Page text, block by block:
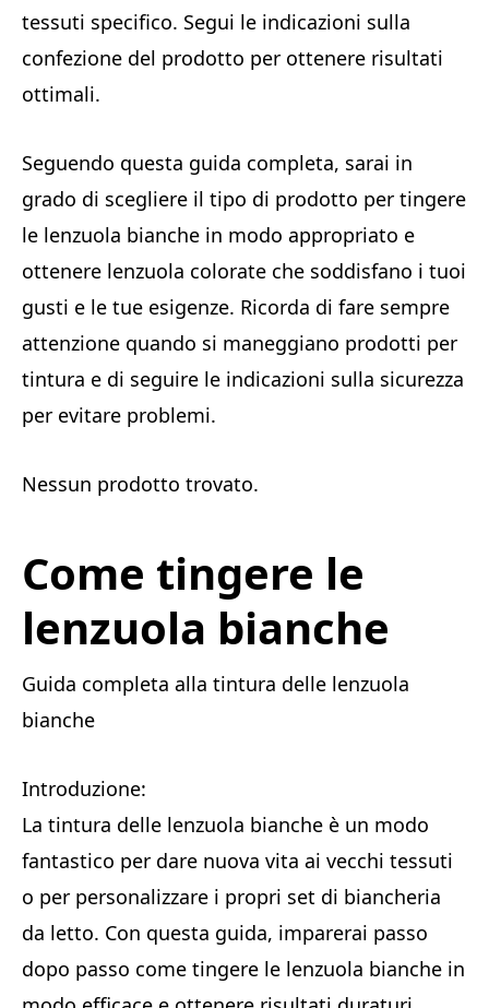
tessuti specifico. Segui le indicazioni sulla
confezione del prodotto per ottenere risultati
ottimali.
Seguendo questa guida completa, sarai in
grado di scegliere il tipo di prodotto per tingere
le lenzuola bianche in modo appropriato e
ottenere lenzuola colorate che soddisfano i tuoi
gusti e le tue esigenze. Ricorda di fare sempre
attenzione quando si maneggiano prodotti per
tintura e di seguire le indicazioni sulla sicurezza
per evitare problemi.
Nessun prodotto trovato.
Come tingere le
lenzuola bianche
Guida completa alla tintura delle lenzuola
bianche
Introduzione:
La tintura delle lenzuola bianche è un modo
fantastico per dare nuova vita ai vecchi tessuti
o per personalizzare i propri set di biancheria
da letto. Con questa guida, imparerai passo
dopo passo come tingere le lenzuola bianche in